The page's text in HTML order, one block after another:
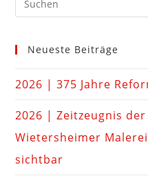
Neueste Beiträge
2026 | 375 Jahre
2026 | Zeitzeugnis
Wietersheimer
sichtbar